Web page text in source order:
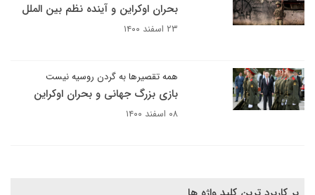
بحران اوکراین و آینده نظم بین الملل
۲۳ اسفند ۱۴۰۰
همه تقصیرها به گردن روسیه نیست
بازی بزرگ جهانی و بحران اوکراین
۰۸ اسفند ۱۴۰۰